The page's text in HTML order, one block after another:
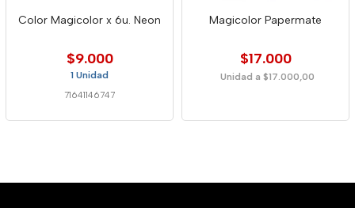
Color Magicolor x 6u. Neon
$9.000
1 Unidad
71641146747
Magicolor Papermate
$17.000
Unidad a $17.000,00